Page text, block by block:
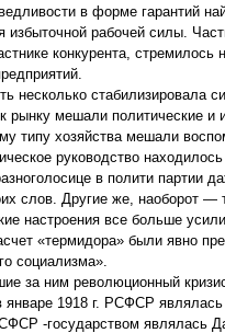
в форме гарантий
избыточной рабочей силы.
конкурента,
несколько стабилизировала
мешали политические и
типу хозяйства мешали
руководство
в полити партии
слов. Другие же, наоборот
настроения все больше
«термидора» были явно
социализма».
за ним революционный
1918 г. РСФСР
-государством являлась